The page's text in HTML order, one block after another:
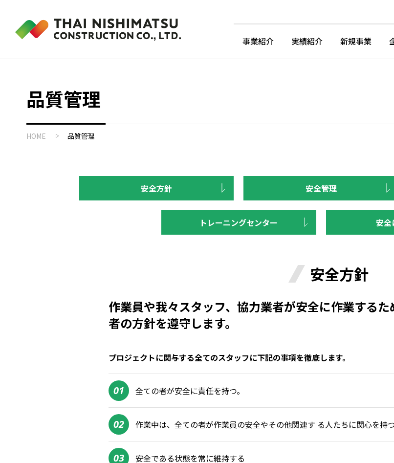
事業紹介 実績紹介 新規事業
品質管理
HOME 品質管理
安全方針 安全管理
トレーニングセンター 安全
安全方針
作業員や我々スタッフ、協力業者が安全に作業する
者の方針を遵守します。
プロジェクトに関与する全てのスタッフに下記の事項を徹底します。
01 全ての者が安全に責任を持つ。
02 作業中は、全ての者が作業員の安全やその他関連す る人たちに関心を持つ
03 安全である状態を常に維持する